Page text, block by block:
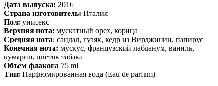
Дата выпуска: 2016
Страна изготовитель: Италия
Пол: унисекс
Верхняя нота: мускатный орех, корица
Средняя нота: сандал, гуаяк, кедр из Вирджинии, папирус
Конечная нота: мускус, французский лабданум, ваниль,
кумарин, цветок табака
Объем флакона 75 ml
Тип: Парфюмированная вода (Eau de parfum)